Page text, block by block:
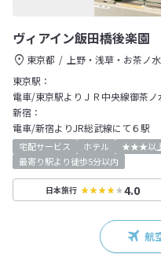
ヴィアイン飯田橋後楽園
東京都 上野・浅草・お茶ノ水
東京駅：
電車/東京駅よりＪＲ中央線御茶
新宿：
電車/新宿よりJR総武線にて６駅
宅配サービス ホテル ★★★以
最寄り駅より徒歩5分以内
日本旅行 4.0
航